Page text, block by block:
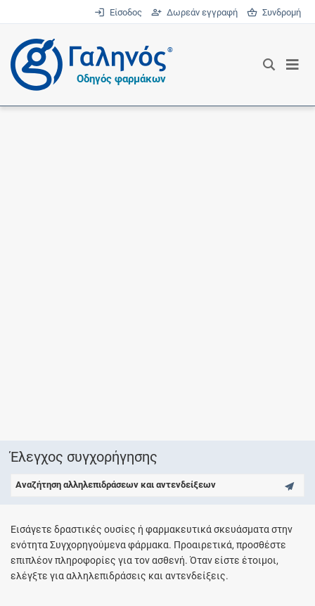
Είσοδος Δωρεάν εγγραφή Συνδρομή
®
Οδηγός φαρμάκων
Έλεγχος συγχορήγησης
Αναζήτηση αλληλεπιδράσεων και αντενδείξεων
Εισάγετε δραστικές ουσίες ή φαρμακευτικά σκευάσματα στην
ενότητα Συγχορηγούμενα φάρμακα. Προαιρετικά, προσθέστε
επιπλέον πληροφορίες για τον ασθενή. Όταν είστε έτοιμοι,
ελέγξτε για αλληλεπιδράσεις και αντενδείξεις.